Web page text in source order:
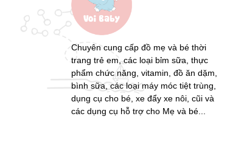
Chuyên cung cấp đồ mẹ và bé thời
trang trẻ em, các loại bỉm sữa, thực
phẩm chức năng, vitamin, đồ ăn dặm,
bình sữa, các loại máy móc tiệt trùng,
dụng cụ cho bé, xe đẩy xe nôi, cũi và
các dụng cụ hỗ trợ cho Mẹ và bé...